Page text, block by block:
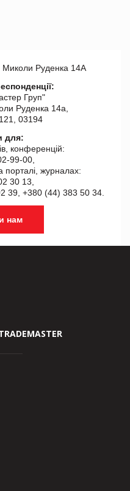
Миколи Руденка 14А
Груп"
Руденка 14а,
03194
для:
конференцій:
99-00,
журналах:
30 13,
39, +380 (44) 383 50 34.
нам